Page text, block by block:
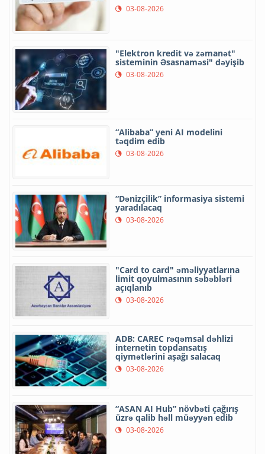
03-08-2026
"Elektron kredit və zəmanət"
sisteminin Əsasnaməsi" dəyişib
03-08-2026
“Alibaba” yeni AI modelini
təqdim edib
03-08-2026
“Dənizçilik” informasiya sistemi
yaradılacaq
03-08-2026
"Card to card" əməliyyatlarına
limit qoyulmasının səbəbləri
açıqlanıb
03-08-2026
ADB: CAREC rəqəmsal dəhlizi
internetin topdansatış
qiymətlərini aşağı salacaq
03-08-2026
“ASAN AI Hub” növbəti çağırış
üzrə qalib həll müəyyən edib
03-08-2026